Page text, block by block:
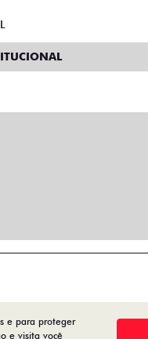
e para proteger
e visita você